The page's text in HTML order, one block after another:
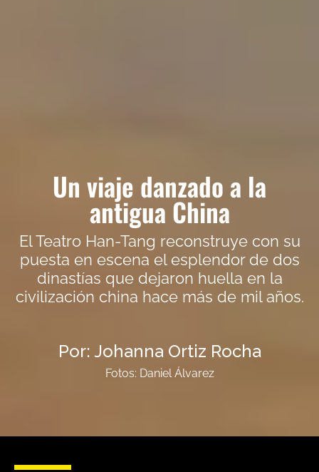
Un viaje danzado a la
antigua China
El Teatro Han-Tang reconstruye con su
puesta en escena el esplendor de dos
dinastías que dejaron huella en la
civilización china hace más de mil años.
Por: Johanna Ortiz Rocha
Fotos: Daniel Álvarez